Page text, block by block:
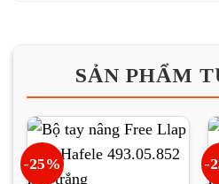
SẢN PHẨM
-25% -